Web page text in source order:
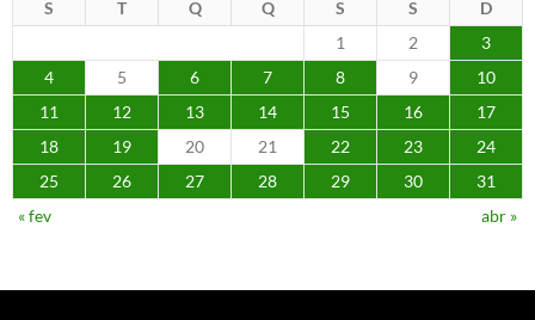
S T Q Q S S
D
1
2
3
4
5 6 7 8 9
10
11
12 13 14 15 16
17
18
19 20 21 22 23
24
25
26 27 28 29 30
31
« fev
abr »